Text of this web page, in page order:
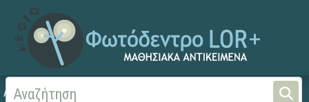
Αρχική Γεωγραφία-Γεωλογία